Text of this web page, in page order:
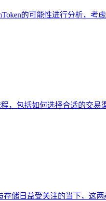
的可能性进行分析，
，包括如何选择合适的交
储日益受关注的当下，这